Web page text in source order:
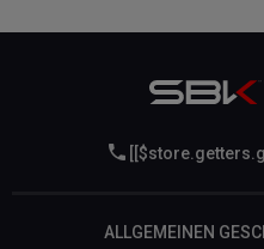
ALLGEMEINEN